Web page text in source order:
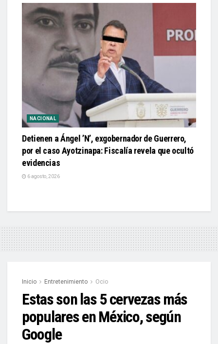
NACIONAL
Detienen a Ángel ’N’, exgobernador de Guerrero,
por el caso Ayotzinapa: Fiscalía revela que ocultó
evidencias
6 agosto, 2026
Inicio Entretenimiento Ocio
Estas son las 5 cervezas más
populares en México, según
Google